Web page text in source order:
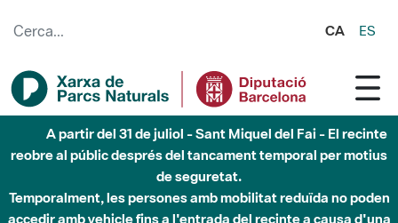
CA ES
A partir del 31 de juliol - Sant Miquel del Fai - El recinte
reobre al públic després del tancament temporal per motius
de seguretat.
Temporalment, les persones amb mobilitat reduïda no poden
accedir amb vehicle fins a l'entrada del recinte a causa d'una